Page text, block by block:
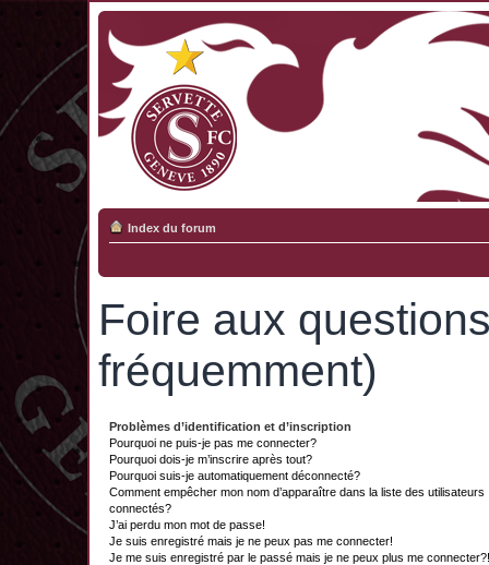
Index du forum
Foire aux
fréquemment)
Problèmes d’identification et d’inscription
Pourquoi ne puis-je pas me connecter?
Pourquoi dois-je m’inscrire après tout?
Pourquoi suis-je automatiquement déconnecté?
Comment empêcher mon nom d’apparaître dans la liste des utilisateurs
connectés?
J’ai perdu mon mot de passe!
Je suis enregistré mais je ne peux pas me connecter!
Je me suis enregistré par le passé mais je ne peux plus me connecter?!